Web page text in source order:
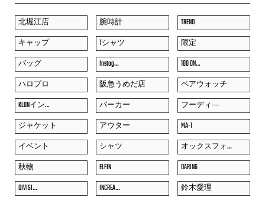
北堀江店 腕時計
TREND
キャップ
Tシャツ
限定
バッグ
Instag…
180 ON…
ハロプロ
阪急うめだ店
ペアウォッチ
KLONイン…
パーカー
フーディ―
ジャケット
アウター
MA-1
イベント
シャツ
オックスフォ…
秋物
ELFIN
DARING
DIVISI…
INCREA…
鈴木愛理